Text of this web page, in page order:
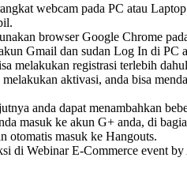
webcam pada PC atau
browser Google Chrome
Gmail dan sudan Log In di PC
melakukan registrasi terlebih
aktivasi, anda bisa
anda dapat menambahkan
masuk ke akun G+ anda, di
otomatis masuk ke Hangouts.
di Webinar E-Commerce event